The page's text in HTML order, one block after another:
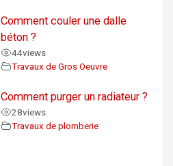
Comment couler une dalle
béton ?
44views
Travaux de Gros Oeuvre
Comment purger un radiateur ?
28views
Travaux de plomberie